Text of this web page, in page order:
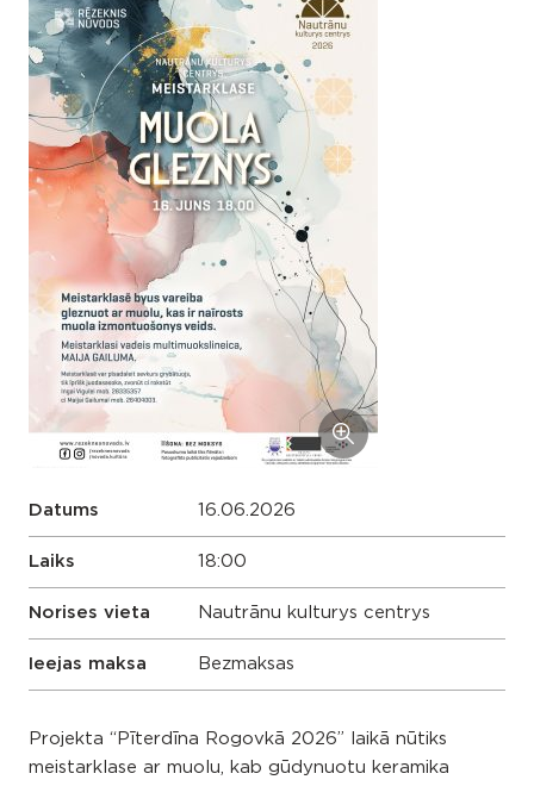
Datums 16.06.2026
Laiks 18:00
Norises vieta Nautrānu kulturys centrys
Ieejas maksa Bezmaksas
Projekta “Pīterdīna Rogovkā 2026” laikā nūtiks
meistarklase ar muolu, kab gūdynuotu keramika